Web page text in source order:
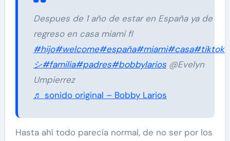
Despues de 1 año de estar en España ya de
regreso en casa miami fl
#hijo#welcome#españa#miami#casa#tiktok
シ#familia#padres#bobbylarios@Evelyn
Umpierrez
♬ sonido original – Bobby Larios
Hasta ahí todo parecía normal, de no ser por los